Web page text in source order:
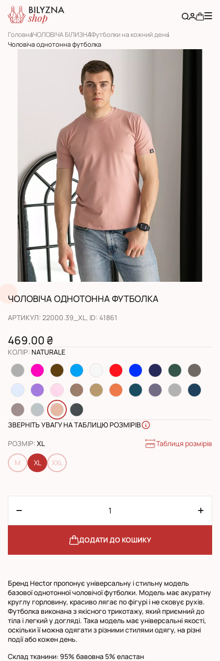
ГоловнаЧОЛОВІЧА БІЛИЗНАФутболки на кожний день
Чоловіча однотонна футболка
ЧОЛОВІЧА ОДНОТОННА ФУТБОЛКА
АРТИКУЛ: 22000.39_XL, ID: 41861
469.00 ₴
КОЛІР: NATURALE
ЗВЕРНІТЬ УВАГУ НА ТАБЛИЦЮ РОЗМІРІВ
РОЗМІР: XL Таблиця розмірів
M XL XXL
ДОДАТИ ДО КОШИКУ
Бренд Hector пропонує універсальну і стильну модель
базової однотонної чоловічої футболки. Модель має акуратну
круглу горловину, красиво лягає по фігурі і не сковує рухів.
Футболка виконана з якісного трикотажу, який приємний до
тіла і легкий у догляді. Така модель має універсальні якості,
оскільки її можна одягати з різними стилями одягу, на різні
події або кожен день.
Склад тканини: 95% бавовна 5% еластан